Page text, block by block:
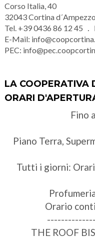
Corso Italia, 40
32043Cortina d´Ampezzo
Tel. +39 0436 86 12 45
E-Mail:
PEC:
LA COOPERATIVA
ORARI
Fino
Piano Terra,
Tutti i giorni:
Orario
THE ROOF